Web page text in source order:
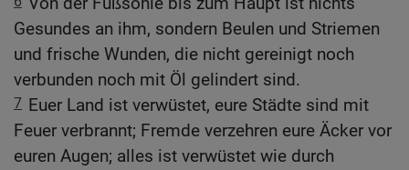
Gesundes an ihm, sondern Beulen und Striemen
und frische Wunden, die nicht gereinigt noch
verbunden noch mit Öl gelindert sind.
7 Euer Land ist verwüstet, eure Städte sind mit
Feuer verbrannt; Fremde verzehren eure Äcker vor
euren Augen; alles ist verwüstet wie durch